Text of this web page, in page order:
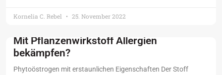
Kornelia C. Rebel 25. November 2022
Mit Pflanzenwirkstoff Allergien
bekämpfen?
Phytoöstrogen mit erstaunlichen Eigenschaften Der Stoff